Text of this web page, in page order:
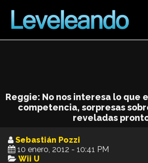
Reggie: No nos interesa lo que
competencia, sorpresas
reveladas
Sebastián Pozzi
10 enero, 2012 - 10:41 PM
Wii U